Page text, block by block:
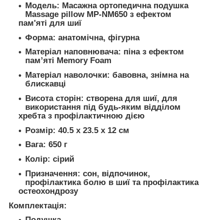
Модель: Масажна ортопедична подушка
Massage pillow MP-NM650 з ефектом
пам'яті для шиї
Форма: анатомічна, фігурна
Матеріал наповнювача: піна з ефектом
пам’яті Memory Foam
Матеріал наволочки: бавовна, знімна на
блискавці
Висота сторін: створена для шиї, для
використання під будь-яким відділом
хребта з профілактичною дією
Розмір: 40.5 х 23.5 х 12 см
Вага: 650 г
Колір: сірий
Призначення: сон, відпочинок,
профілактика болю в шиї та профілактика
остеохондрозу
Комплектація: